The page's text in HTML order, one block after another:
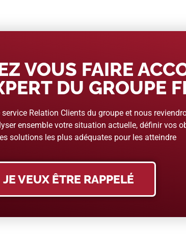
VOUS FAIRE
DU GROUPE
Relation Clients du groupe et nous
ensemble votre situation actuelle, définir vos
solutions les plus adéquates pour les atteindre
JE VEUX ÊTRE RAPPELÉ